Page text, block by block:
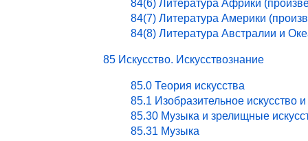
84(6) Литература Африки
84(7) Литература Америки
84(8) Литература Австралии и
85 Искусство. Искусствознание
85.0 Теория искусства
85.1 Изобразительное искусство и
85.30 Музыка и зрелищные
85.31 Музыка